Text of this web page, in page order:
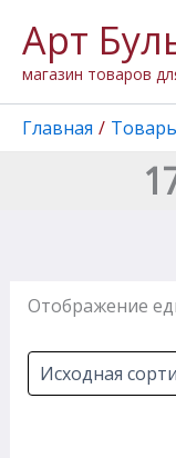
содержимому
Арт
магазин товаров
Главная
Отображение